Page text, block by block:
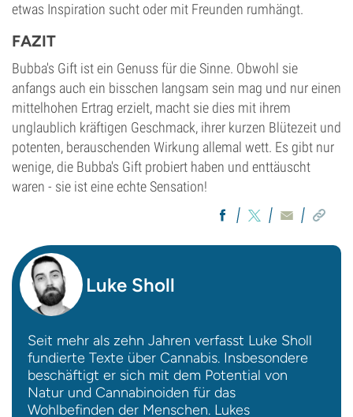
etwas Inspiration sucht oder mit Freunden rumhängt.
FAZIT
Bubba's Gift ist ein Genuss für die Sinne. Obwohl sie
anfangs auch ein bisschen langsam sein mag und nur einen
mittelhohen Ertrag erzielt, macht sie dies mit ihrem
unglaublich kräftigen Geschmack, ihrer kurzen Blütezeit und
potenten, berauschenden Wirkung allemal wett. Es gibt nur
wenige, die Bubba's Gift probiert haben und enttäuscht
waren - sie ist eine echte Sensation!
Luke Sholl
Seit mehr als zehn Jahren verfasst Luke Sholl
fundierte Texte über Cannabis. Insbesondere
beschäftigt er sich mit dem Potential von
Natur und Cannabinoiden für das
Wohlbefinden der Menschen. Lukes